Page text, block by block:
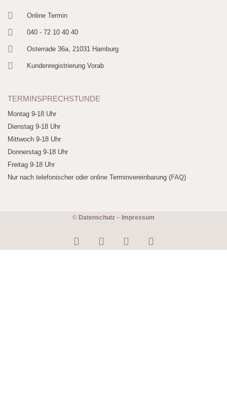
Online Termin
040 - 72 10 40 40
Osterrade 36a, 21031 Hamburg
Kundenregistrierung Vorab
TERMINSPRECHSTUNDE
Montag 9-18 Uhr
Dienstag 9-18 Uhr
Mittwoch 9-18 Uhr
Donnerstag 9-18 Uhr
Freitag 9-18 Uhr
Nur nach telefonischer oder online Terminvereinbarung (FAQ)
© Datenschutz – Impressum